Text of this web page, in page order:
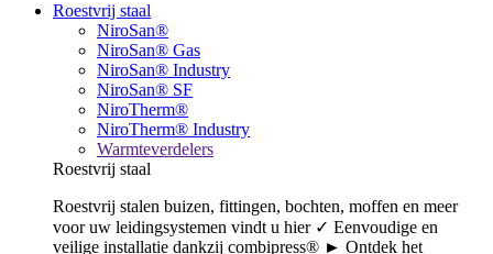
Roestvrij staal
NiroSan®
NiroSan® Gas
NiroSan® Industry
NiroSan® SF
NiroTherm®
NiroTherm® Industry
Warmteverdelers
Roestvrij staal
Roestvrij stalen buizen, fittingen, bochten, moffen en meer
voor uw leidingsystemen vindt u hier ✓ Eenvoudige en
veilige installatie dankzij combipress® ► Ontdek het